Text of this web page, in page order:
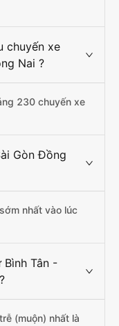
chuyến xe
Nai ?
230 chuyến xe
Gòn Đồng
nhất vào lúc
Tân -
(muộn) nhất là